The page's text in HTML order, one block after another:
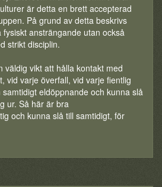
är detta en brett accepterad
På grund av detta beskrivs
ansträngande utan också
strikt disciplin.
väldig vikt att hålla kontakt med
vid varje överfall, vid varje fientlig
eldöppnande och kunna slå
ur. Så här är bra
och kunna slå till samtidigt, för